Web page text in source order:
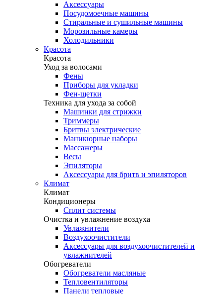
Аксессуары
Посудомоечные машины
Стиральные и сушильные машины
Морозильные камеры
Холодильники
Красота
Красота
Уход за волосами
Фены
Приборы для укладки
Фен-щетки
Техника для ухода за собой
Машинки для стрижки
Триммеры
Бритвы электрические
Маникюрные наборы
Массажеры
Весы
Эпиляторы
Аксессуары для бритв и эпиляторов
Климат
Климат
Кондиционеры
Сплит системы
Очистка и увлажнение воздуха
Увлажнители
Воздухоочистители
Аксессуары для воздухоочистителей и
увлажнителей
Обогреватели
Обогреватели масляные
Тепловентиляторы
Панели тепловые